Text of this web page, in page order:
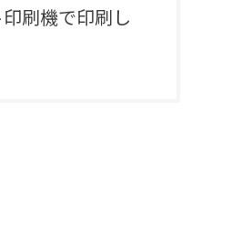
刷機で印刷し